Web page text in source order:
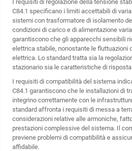
I requisiti di regolazione della tensione
C84.1 specificano i limiti accettabili di
sistemi con trasformatore di isolamento
condizioni di carico e di alimentazione
garantiscono che gli apparecchi sensibili
elettrica stabile, nonostante le fluttuazioni
elettrica. Lo standard tratta sia la
stazionario sia le caratteristiche di
I requisiti di compatibilità del sistema
C84.1 garantiscono che le installazioni di
integrino correttamente con le
standard affronta i requisiti di messa a
considerazioni relative alle armoniche,
prestazioni complessive del sistema. Il
previene problemi di compatibilità e
affidabile.